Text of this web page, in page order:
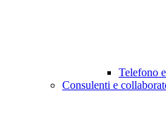
Telefono
Consulenti e